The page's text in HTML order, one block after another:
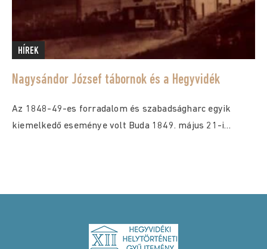
HÍREK
Nagysándor József tábornok és a Hegyvidék
Az 1848-49-es forradalom és szabadságharc egyik
kiemelkedő eseménye volt Buda 1849. május 21-i